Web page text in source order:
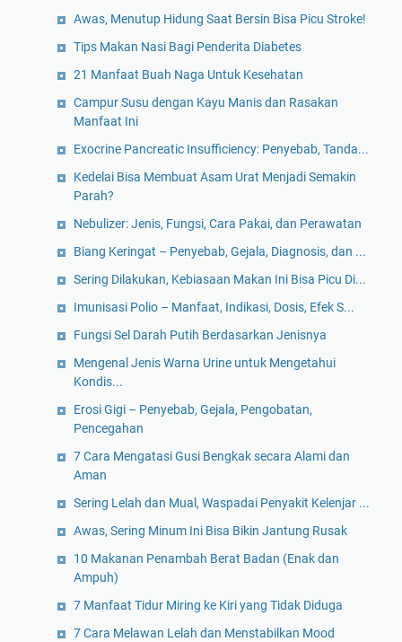
Awas, Menutup Hidung Saat Bersin Bisa Picu Stroke!
Tips Makan Nasi Bagi Penderita Diabetes
21 Manfaat Buah Naga Untuk Kesehatan
Campur Susu dengan Kayu Manis dan Rasakan
Manfaat Ini
Exocrine Pancreatic Insufficiency: Penyebab, Tanda...
Kedelai Bisa Membuat Asam Urat Menjadi Semakin
Parah?
Nebulizer: Jenis, Fungsi, Cara Pakai, dan Perawatan
Biang Keringat – Penyebab, Gejala, Diagnosis, dan ...
Sering Dilakukan, Kebiasaan Makan Ini Bisa Picu Di...
Imunisasi Polio – Manfaat, Indikasi, Dosis, Efek S...
Fungsi Sel Darah Putih Berdasarkan Jenisnya
Mengenal Jenis Warna Urine untuk Mengetahui
Kondis...
Erosi Gigi – Penyebab, Gejala, Pengobatan,
Pencegahan
7 Cara Mengatasi Gusi Bengkak secara Alami dan
Aman
Sering Lelah dan Mual, Waspadai Penyakit Kelenjar ...
Awas, Sering Minum Ini Bisa Bikin Jantung Rusak
10 Makanan Penambah Berat Badan (Enak dan
Ampuh)
7 Manfaat Tidur Miring ke Kiri yang Tidak Diduga
7 Cara Melawan Lelah dan Menstabilkan Mood